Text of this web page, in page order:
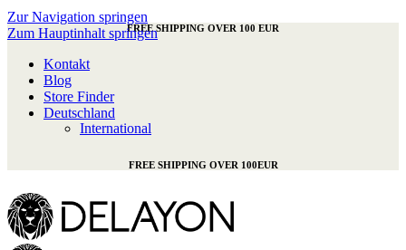
Zur Navigation springen
Zum Hauptinhalt springenFREE SHIPPING OVER 100 EUR
Kontakt
Blog
Store Finder
Deutschland
International
FREE SHIPPING OVER 100EUR